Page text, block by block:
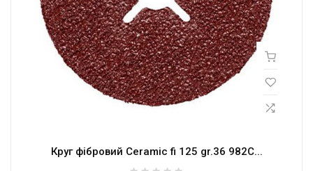
Круг фібровий Ceramic fi 125 gr.36 982C...